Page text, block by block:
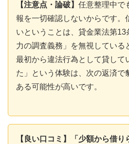
【注意点・論破】 任意整理中で
報を一切確認しないからです。
いということは、貸金業法第
力の調査義務」を無視している
最初から違法行為として貸して
た」という体験は、次の返済で
ある可能性が高いです。
【良い口コミ】「少額から借